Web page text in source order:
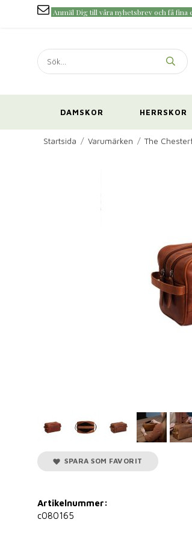
Anmäl Dig till våra nyhetsbrev och få fina
DAMSKOR HERRSKOR
Startsida / Varumärken / The
SPARA SOM FAVORIT
Artikelnummer:
c080165